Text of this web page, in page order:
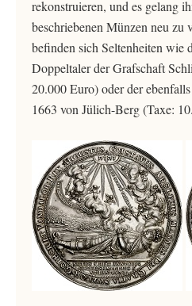
rekonstruieren, und es gelang
beschriebenen Münzen neu zu
befinden sich Seltenheiten wie
Doppeltaler der Grafschaft
20.000 Euro) oder der
1663 von Jülich-Berg (Taxe: